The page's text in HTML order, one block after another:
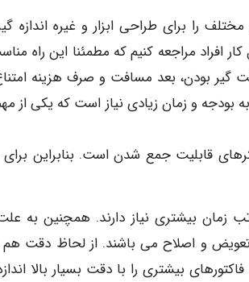
را برای طراحی ابزار و غیره اندازه
مراجعه کنیم که مطمئنا این راه
گیر بودن، بعد مسافت و صرف هزینه
بودجه و زمان زیادی نیاز است که یکی از
قابلیت جمع شدن است. بنابراین
زمان بیشتری نیاز دارند. همچنین به
و اصلاح می باشند. از لحاظ دقت هم
بیشتری را با دقت بسیار بالا